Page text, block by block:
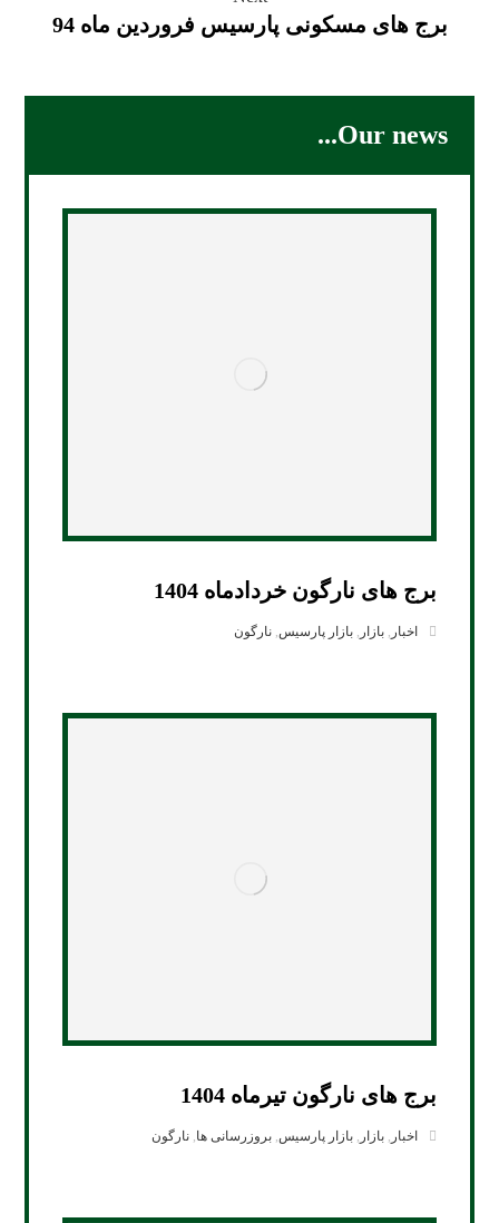
برج های مسکونی پارسیس فروردین ماه 94
Our news...
برج های نارگون خردادماه 1404
اخبار ,بازار ,بازار پارسیس,نارگون
برج های نارگون تیرماه 1404
اخبار ,بازار ,بازار پارسیس,بروزرسانی ها,نارگون